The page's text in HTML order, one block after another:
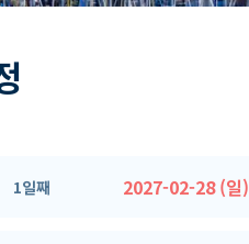
1일째 2027-02-28 (일)